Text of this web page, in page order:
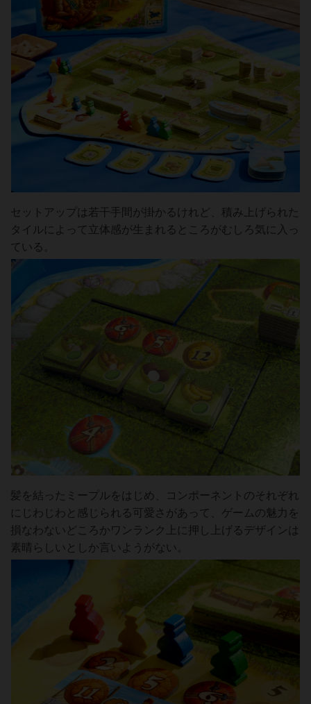
セットアップは若干手間が掛かるけれど、積み上げられた
タイルによって立体感が生まれるところがむしろ気に入っ
ている。
髪を結ったミープルをはじめ、コンポーネントのそれぞれ
にじわじわと感じられる可愛さがあって、ゲームの魅力を
損なわないどころかワンランク上に押し上げるデザインは
素晴らしいとしか言いようがない。